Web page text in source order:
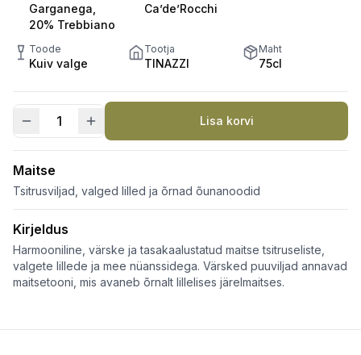
Garganega,
20% Trebbiano
Ca’de’Rocchi
Toode
Kuiv valge
Tootja
TINAZZI
Maht
75cl
Classico
DOP
kogus
Lisa korvi
Maitse
Tsitrusviljad, valged lilled ja õrnad õunanoodid
Kirjeldus
Harmooniline, värske ja tasakaalustatud maitse tsitruseliste,
valgete lillede ja mee nüanssidega. Värsked puuviljad annavad
maitsetooni, mis avaneb õrnalt lillelises järelmaitses.